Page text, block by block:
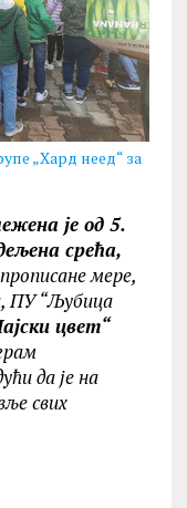
„Хард неед“ за
је од 5.
срећа,
мере,
ПУ “Љубица
цвет“
да је на
свих